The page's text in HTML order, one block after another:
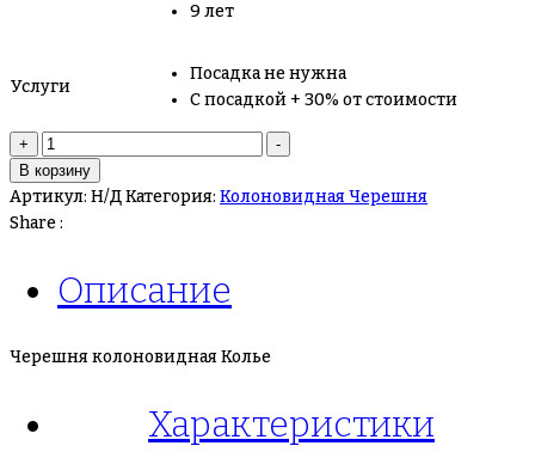
9 лет
Услуги
Посадка не нужна
С посадкой + 30% от стоимости
+
Количество
товара
Черешня
колоновидная
-
В корзину
Артикул: Н/ДКатегория: Колоновидная Черешня
Share :
Описание
Черешня колоновидная Колье
Характеристики